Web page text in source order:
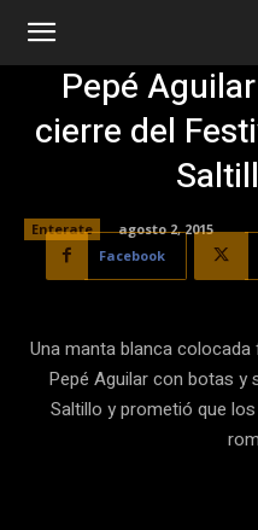
Pepé
cierre del
Enterate
agosto 2, 2015
Facebook
Una manta blanca
Pepé Aguilar con botas y
Saltillo y prometió que